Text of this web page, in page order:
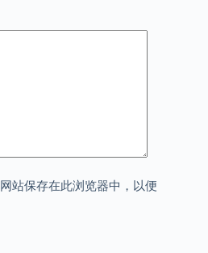
站保存在此浏览器中，以便